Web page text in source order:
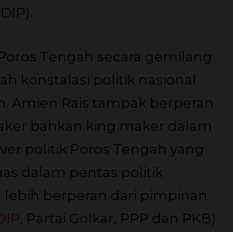
Tengah secara gemilang
konstalasi politik nasional
Amien Rais tampak berperan
bahkan king maker dalam
politik Poros Tengah yang
dalam pentas politik
lebih berperan dari pimpinan
, Partai Golkar, PPP dan PKB)